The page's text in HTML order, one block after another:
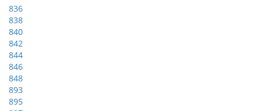
836
838
840
842
844
846
848
893
895